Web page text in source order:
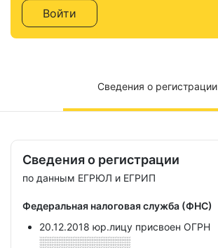
Войти
Сведения о регистрации
Сведения о регистрации
по данным ЕГРЮЛ и ЕГРИП
Федеральная налоговая служба (ФНС)
20.12.2018 юр.лицу присвоен ОГРН
░░░░░░░░░░░░░